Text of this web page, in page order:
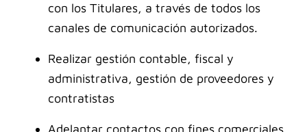
con los Titulares, a través de todos los
canales de comunicación autorizados.
Realizar gestión contable, fiscal y
administrativa, gestión de proveedores y
contratistas
Adelantar contactos con fines comerciales